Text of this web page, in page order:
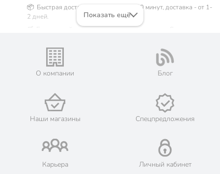
📦 Быстрая доставка. Самовывоз от 60 минут, доставка - от 1-
2 дней.
🛒 Бесплатный самовывоз из магазинов города Серпухов.
его онлайн на официальном сайте сети магазинов Порядок.
Мы предлагаем бесплатную курьерскую доставку для товара
«наволочки» при заказе от 3000 рублей в такие города, как:
Пущино, Протвино, Чехов, Климовск, Оболенск, Кремёнки,
💳 Оплата: онлайн на сайте интернет-гипермаркета или
наличными при получении.
🛍 Скидки, акции, распродажи каждый день!
Порядок - официальный представитель ведущих мировых
марок.
Показать ещё
О компании Блог
Наши магазины Спецпредложения
Карьера Личный кабинет